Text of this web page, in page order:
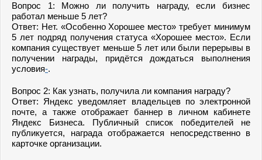
Вопрос 1: Можно ли получить награду, если бизнес
работал меньше 5 лет?
Ответ: Нет. «Особенно Хорошее место» требует минимум
5 лет подряд получения статуса «Хорошее место». Если
компания существует меньше 5 лет или были перерывы в
получении награды, придётся дождаться выполнения
условия-.
Вопрос 2: Как узнать, получила ли компания награду?
Ответ: Яндекс уведомляет владельцев по электронной
почте, а также отображает баннер в личном кабинете
Яндекс Бизнеса. Публичный список победителей не
публикуется, награда отображается непосредственно в
карточке организации.